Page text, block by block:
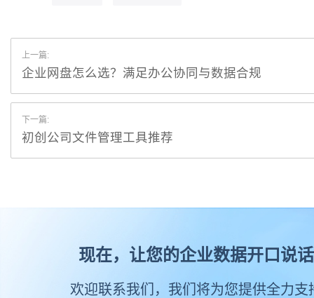
上一篇:
企业网盘怎么选？满足办公协同与数据合规
下一篇:
初创公司文件管理工具推荐
现在，让您的企业数据开口说话
欢迎联系我们，我们将为您提供全力支